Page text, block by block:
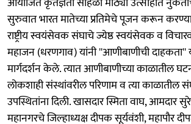
सुरुवात भारत मातेच्या प्रतिमेचे पूजन करून
राष्ट्रीय स्वयंसेवक संघाचे ज्येष्ठ स्वयंसेवक व
महाजन (धरणगाव) यांनी ''आणीबाणीची दाहकता''
मार्गदर्शन केले. त्यात आणीबाणीच्या काळातील
लोकशाही संस्थांवरील परिणाम व त्या काळातील
उपस्थितांना दिली. खासदार स्मिता वाघ, आमदार
महानगरचे जिल्हाध्यक्ष दीपक सूर्यवंशी, महापौर